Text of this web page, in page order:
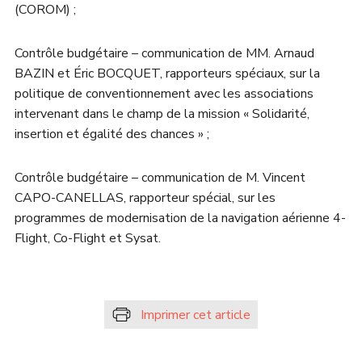
(COROM) ;
Contrôle budgétaire – communication de MM. Arnaud
BAZIN et Éric BOCQUET, rapporteurs spéciaux, sur la
politique de conventionnement avec les associations
intervenant dans le champ de la mission « Solidarité,
insertion et égalité des chances » ;
Contrôle budgétaire – communication de M. Vincent
CAPO-CANELLAS, rapporteur spécial, sur les
programmes de modernisation de la navigation aérienne 4-
Flight, Co-Flight et Sysat.
Imprimer cet article